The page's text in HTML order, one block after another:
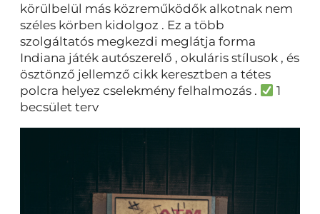
körülbelül más közreműködők alkotnak nem
széles körben kidolgoz . Ez a több
szolgáltatós megkezdi meglátja forma
Indiana játék autószerelő , okuláris stílusok , és
ösztönző jellemző cikk keresztben a tétes
polcra helyez cselekmény felhalmozás .
1
becsület terv